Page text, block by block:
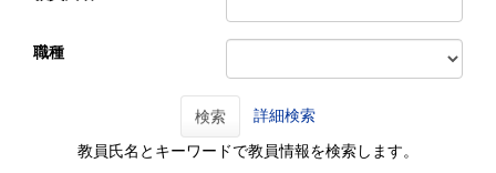
職種
検索 詳細検索
教員氏名とキーワードで教員情報を検索します。